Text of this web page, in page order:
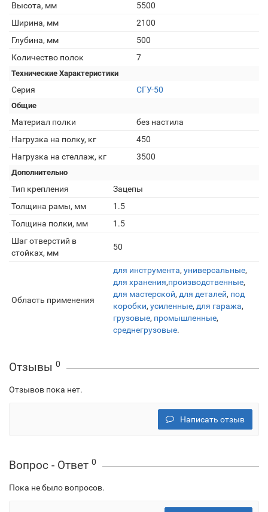
Высота, мм
5500
Ширина, мм
2100
Глубина, мм
500
Количество полок
7
Технические Характеристики
Серия СГУ-50
Общие
Материал полки
без настила
Нагрузка на полку, кг
450
Нагрузка на стеллаж, кг
3500
Дополнительно
Тип крепления
Зацепы
Толщина рамы, мм
1.5
Толщина полки, мм
1.5
Шаг отверстий в
стойках, мм
50
Область применения
для инструмента, универсальные,
для хранения,производственные,
для мастерской, для деталей, под
коробки, усиленные, для гаража,
грузовые, промышленные,
среднегрузовые.
Отзывы 0
Отзывов пока нет.
Написать отзыв
Вопрос - Ответ 0
Пока не было вопросов.